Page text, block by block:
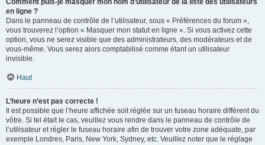
Comment puis-je masquer mon nom d’utilisateur de la liste des utilisateurs
en ligne ?
Dans le panneau de contrôle de l’utilisateur, sous « Préférences du forum »,
vous trouverez l’option « Masquer mon statut en ligne ». Si vous activez cette
option, vous ne serez visible que des administrateurs, des modérateurs et de
vous-même. Vous serez alors comptabilisé comme étant un utilisateur
invisible.
Haut
L’heure n’est pas correcte !
Il est possible que l’heure affichée soit réglée sur un fuseau horaire différent du
vôtre. Si tel était le cas, veuillez vous rendre dans le panneau de contrôle de
l’utilisateur et régler le fuseau horaire afin de trouver votre zone adéquate, par
exemple Londres, Paris, New York, Sydney, etc. Veuillez noter que le réglage